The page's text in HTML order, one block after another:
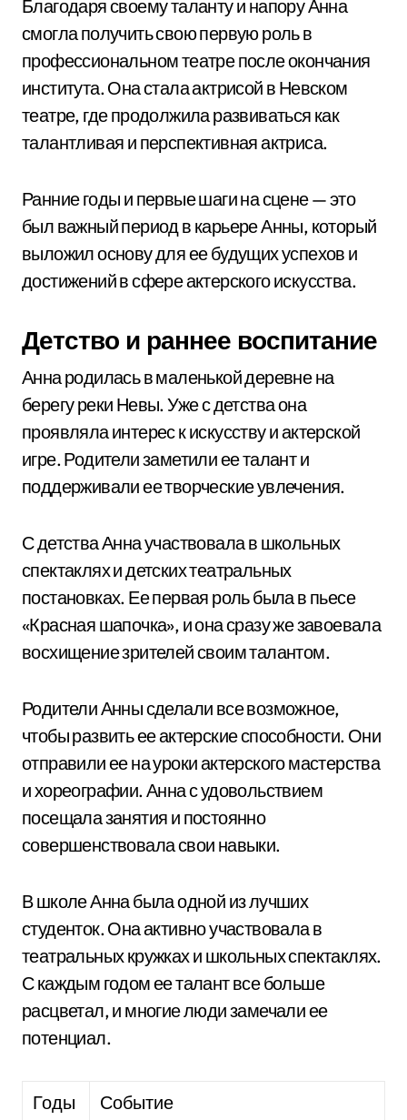
Благодаря своему таланту и напору Анна
смогла получить свою первую роль в
профессиональном театре после окончания
института. Она стала актрисой в Невском
театре, где продолжила развиваться как
талантливая и перспективная актриса.
Ранние годы и первые шаги на сцене — это
был важный период в карьере Анны, который
выложил основу для ее будущих успехов и
достижений в сфере актерского искусства.
Детство и раннее воспитание
Анна родилась в маленькой деревне на
берегу реки Невы. Уже с детства она
проявляла интерес к искусству и актерской
игре. Родители заметили ее талант и
поддерживали ее творческие увлечения.
С детства Анна участвовала в школьных
спектаклях и детских театральных
постановках. Ее первая роль была в пьесе
«Красная шапочка», и она сразу же завоевала
восхищение зрителей своим талантом.
Родители Анны сделали все возможное,
чтобы развить ее актерские способности. Они
отправили ее на уроки актерского мастерства
и хореографии. Анна с удовольствием
посещала занятия и постоянно
совершенствовала свои навыки.
В школе Анна была одной из лучших
студенток. Она активно участвовала в
театральных кружках и школьных спектаклях.
С каждым годом ее талант все больше
расцветал, и многие люди замечали ее
потенциал.
Годы Событие